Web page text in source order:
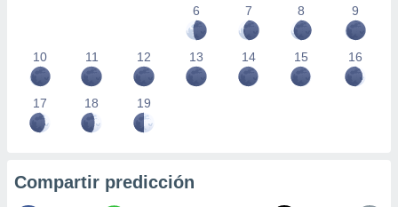
6
7 8 9
10 11 12 13 14 15 16
17 18 19
Compartir predicción